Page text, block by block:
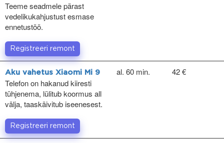
Teeme seadmele pärast
vedelikukahjustust esmase
ennetustöö.
Registreeri remont
Aku vahetus Xiaomi Mi 9
Telefon on hakanud kiiresti
tühjenema, lülitub koormus all
välja, taaskäivitub iseenesest.
al. 60 min. 42 €
Registreeri remont